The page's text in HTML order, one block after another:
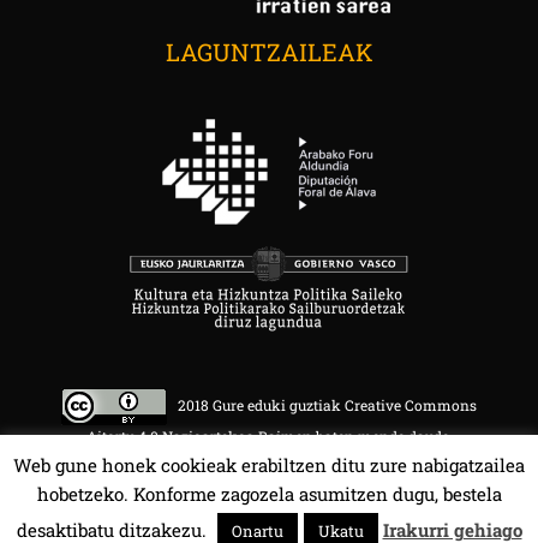
LAGUNTZAILEAK
2018 Gure eduki guztiak Creative Commons
Aitortu 4.0 Nazioartekoa Baimen baten mende daude.
HALA BEDI BAT 107.4 MHz.
Web gune honek cookieak erabiltzen ditu zure nabigatzailea
hobetzeko. Konforme zagozela asumitzen dugu, bestela
desaktibatu ditzakezu.
Onartu Ukatu Irakurri gehiago